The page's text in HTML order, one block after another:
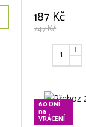
187 Kč
747 Kč
60 DNÍ
na
VRÁCENÍ